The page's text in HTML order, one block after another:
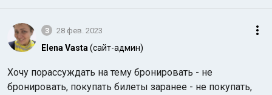
3 28 фев. 2023
Elena Vasta(сайт-админ)
Хочу порассуждать на тему бронировать - не
бронировать, покупать билеты заранее - не покупать,